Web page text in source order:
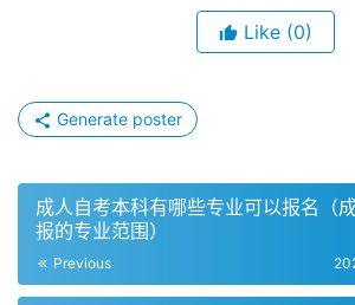
1. 多听多说：英语四级考试中，听力是
听力水平。同时，多与他人进行英语口
达能力。
2. 多读多写：阅读和写作是英语四级
Like (0)
Generate poster
成人自考本科有哪些专业可以报名（
报的专业范围）
Previous